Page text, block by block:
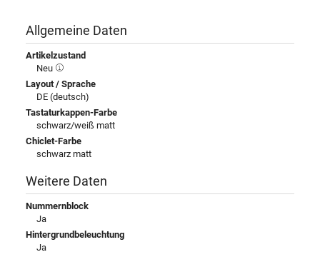
Allgemeine Daten
Artikelzustand
Neu
Layout / Sprache
DE (deutsch)
Tastaturkappen-Farbe
schwarz/weiß matt
Chiclet-Farbe
schwarz matt
Weitere Daten
Nummernblock
Ja
Hintergrundbeleuchtung
Ja